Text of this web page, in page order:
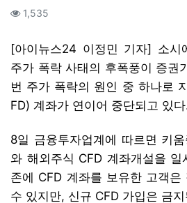
컨텐츠 정보
1,535
본문
[아이뉴스24 이정민 기자] 소시
주가 폭락 사태의 후폭풍이 증권
번 주가 폭락의 원인 중 하나로
FD) 계좌가 연이어 중단되고 있
8일 금융투자업계에 따르면 키
와 해외주식 CFD 계좌개설을 일
존에 CFD 계좌를 보유한 고객
수 있지만, 신규 CFD 가입은 금